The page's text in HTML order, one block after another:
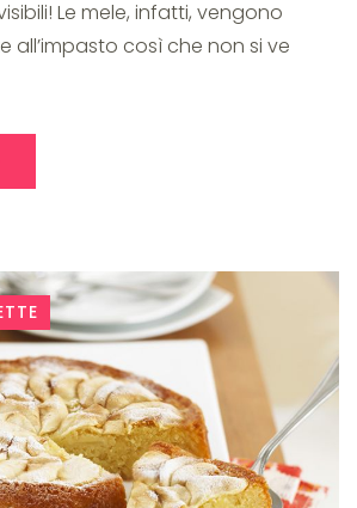
Le mele, infatti, vengono
all’impasto così che non si ve